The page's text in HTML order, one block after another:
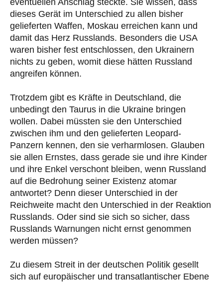
eventuellen Anschlag steckte. Sie wissen, dass
dieses Gerät im Unterschied zu allen bisher
gelieferten Waffen, Moskau erreichen kann und
damit das Herz Russlands. Besonders die USA
waren bisher fest entschlossen, den Ukrainern
nichts zu geben, womit diese hätten Russland
angreifen können.
Trotzdem gibt es Kräfte in Deutschland, die
unbedingt den Taurus in die Ukraine bringen
wollen. Dabei müssten sie den Unterschied
zwischen ihm und den gelieferten Leopard-
Panzern kennen, den sie verharmlosen. Glauben
sie allen Ernstes, dass gerade sie und ihre Kinder
und ihre Enkel verschont bleiben, wenn Russland
auf die Bedrohung seiner Existenz atomar
antwortet? Denn dieser Unterschied in der
Reichweite macht den Unterschied in der Reaktion
Russlands. Oder sind sie sich so sicher, dass
Russlands Warnungen nicht ernst genommen
werden müssen?
Zu diesem Streit in der deutschen Politik gesellt
sich auf europäischer und transatlantischer Ebene